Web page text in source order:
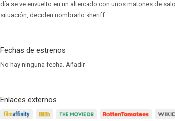
día se ve envuelto en un altercado con unos matones de
situación, deciden nombrarlo sheriff...
Fechas de estrenos
No hay ninguna fecha. Añadir
Enlaces externos